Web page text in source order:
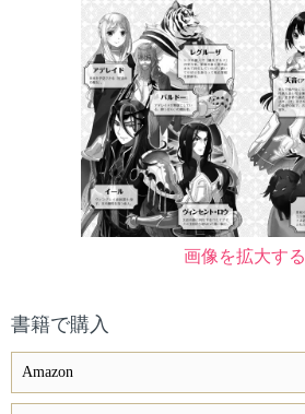
画像を拡大する
書籍で購入
Amazon